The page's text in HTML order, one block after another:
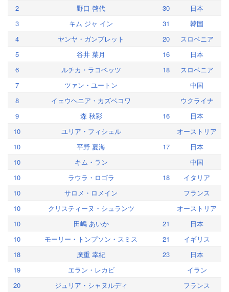
2 野口 啓代 30
日本
3
キム ジャ イン 31
韓国
4
ヤンヤ・ガンブレット 20
スロベニア
5
谷井 菜月 16
日本
6
ルチカ・ラコベッツ 18
スロベニア
7
ツァン・ユートン
中国
8
イェウヘニア・カズベコワ
ウクライナ
9
森 秋彩 16
日本
10
ユリア・フィシェル
オーストリア
10
平野 夏海 17
日本
10
キム・ラン
中国
10
ラウラ・ロゴラ 18
イタリア
10
サロメ・ロメイン
フランス
10
クリスティーヌ・シュランツ
オーストリア
10
田嶋 あいか 21
日本
10
モーリー・トンプソン・スミス 21
イギリス
18
廣重 幸紀 23
日本
19
エラン・レカビ
イラン
20
ジュリア・シャヌルディ
フランス